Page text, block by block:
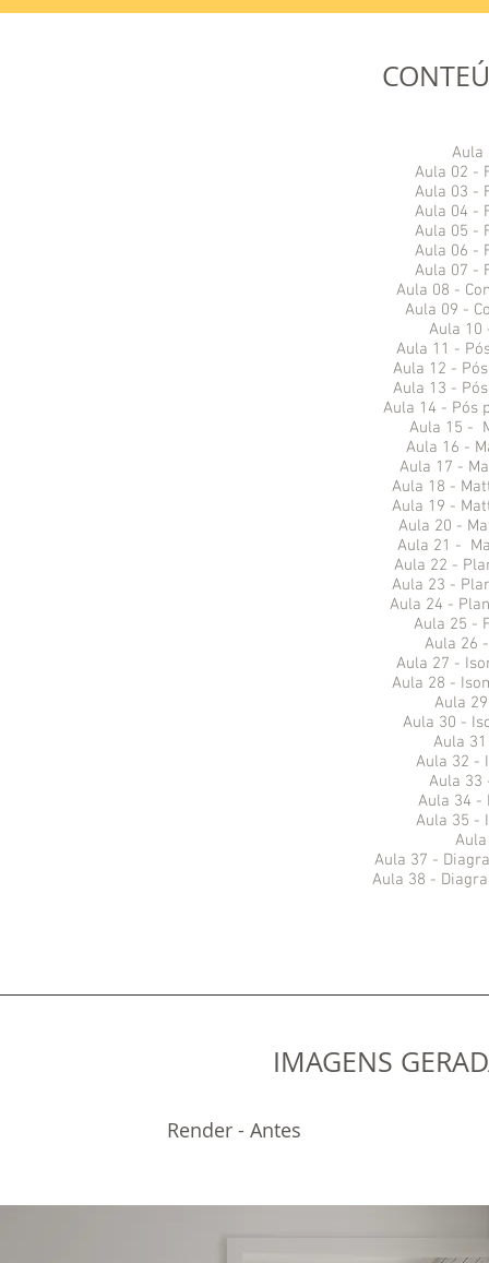
Aula
Aula 02 -
Aula 03 -
Aula 04 -
Aula 05 -
Aula 06 -
Aula 07 -
Aula 08 -
Aula 09 -
Aula 10
Aula 11 -
Aula 12 -
Aula 13 -
Aula 14 - Pós
Aula 15 -
Aula 16 -
Aula 17 -
Aula 18 -
Aula 19 -
Aula 20 -
Aula 21 -
Aula 22 -
Aula 23 -
Aula 24 -
Aula 25 -
Aula 26
Aula 27 -
Aula 28 -
Aula
Aula 30 -
Aula
Aula 32 -
Aula 33
Aula 34 -
Aula 35 -
Aula 37 -
Aula 38 -
IMAGENS
Render - Antes